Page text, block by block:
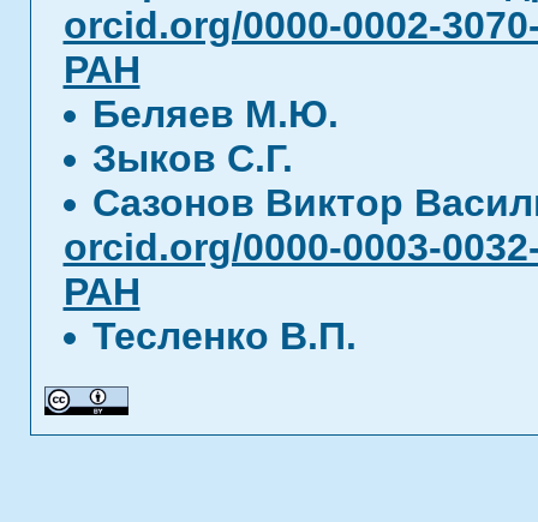
orcid.org/0000-0002-
РАН
Беляев М.Ю.
Зыков С.Г.
Сазонов Виктор
orcid.org/0000-0003-
РАН
Тесленко В.П.